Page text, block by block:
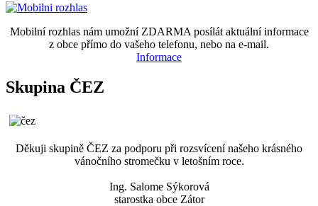
Mobilní rozhlas nám umožní ZDARMA posílát aktuální informace
z obce přímo do vašeho telefonu, nebo na e-mail.
Informace
Skupina ČEZ
Děkuji skupině ČEZ za podporu při rozsvícení našeho krásného
vánočního stromečku v letošním roce.
Ing. Salome Sýkorová
starostka obce Zátor